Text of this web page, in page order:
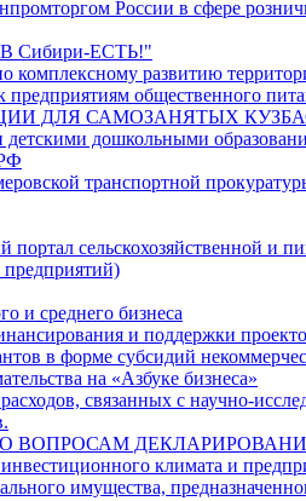
России в сфере
"В Сибири-ЕСТЬ!"
комплексному развитию
предприятиям общественного
ДЛЯ САМОЗАНЯТЫХ
детскими дошкольными
транспортной
портал сельскохозяйственной и
и среднего бизнеса
и поддержки
в форме субсидий
на «Азбуке бизнеса»
связанных с научно-
ВОПРОСАМ
климата и
имущества,